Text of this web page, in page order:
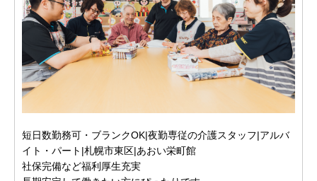
短日数勤務可・ブランクOK|夜勤専従の介護スタッフ|アルバ
イト・パート|札幌市東区|あおい栄町館
社保完備など福利厚生充実